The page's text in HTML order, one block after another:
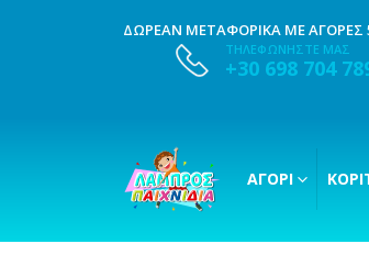
ΔΩΡΕΑΝ ΜΕΤΑΦΟΡΙΚΑ ΜΕ ΑΓΟΡΕΣ
ΤΗΛΕΦΩΝΗΣΤΕ ΜΑΣ
+30 698 704
ΑΓΌΡΙ